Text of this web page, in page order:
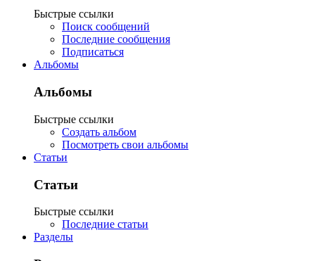
Быстрые ссылки
Поиск сообщений
Последние сообщения
Подписаться
Альбомы
Альбомы
Быстрые ссылки
Создать альбом
Посмотреть свои альбомы
Статьи
Статьи
Быстрые ссылки
Последние статьи
Разделы